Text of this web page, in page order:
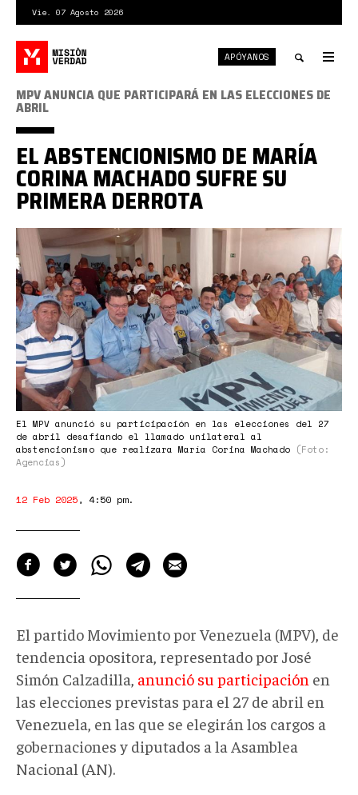
contenido
principal
Vie. 07 Agosto 2026
Toggle
APÓYANOS
MPV
Caleca.jpg
El MPV anunció su participación en las elecciones del 27
de abril desafiando el llamado unilateral al
abstencionismo que realizara María Corina Machado (Foto:
Agencias)
MPV ANUNCIA QUE PARTICIPARÁ EN LAS ELECCIONES DE
ABRIL
EL ABSTENCIONISMO DE MARÍA
CORINA MACHADO SUFRE SU
PRIMERA DERROTA
12 Feb 2025, 4:50 pm.
El partido Movimiento por Venezuela (MPV), de
tendencia opositora, representado por José
Simón Calzadilla, anunció su participación en
las elecciones previstas para el 27 de abril en
Venezuela, en las que se elegirán los cargos a
gobernaciones y diputados a la Asamblea
Nacional (AN).